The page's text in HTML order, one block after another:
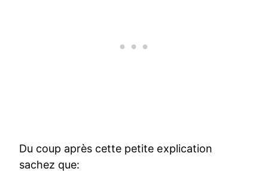
Du coup après cette petite explication
sachez que: